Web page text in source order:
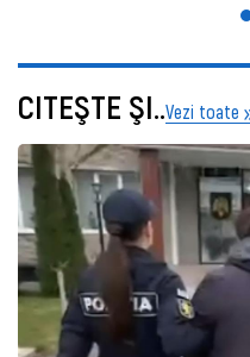
CITEŞTE ŞI..Vezi toate